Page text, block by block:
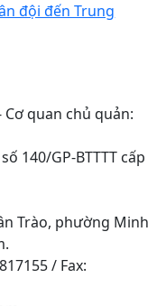
đội đến Trung
Cơ quan chủ quản:
140/GP-BTTTT cấp
Trào, phường Minh
/ Fax: